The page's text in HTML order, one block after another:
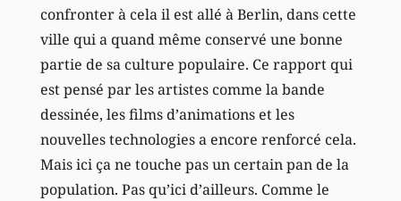
confronter à cela il est allé à Berlin, dans cette
ville qui a quand même conservé une bonne
partie de sa culture populaire. Ce rapport qui
est pensé par les artistes comme la bande
dessinée, les films d’animations et les
nouvelles technologies a encore renforcé cela.
Mais ici ça ne touche pas un certain pan de la
population. Pas qu’ici d’ailleurs. Comme le